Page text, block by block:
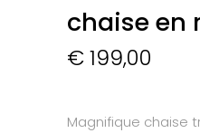
chaise en
€199,00
Magnifique chaise